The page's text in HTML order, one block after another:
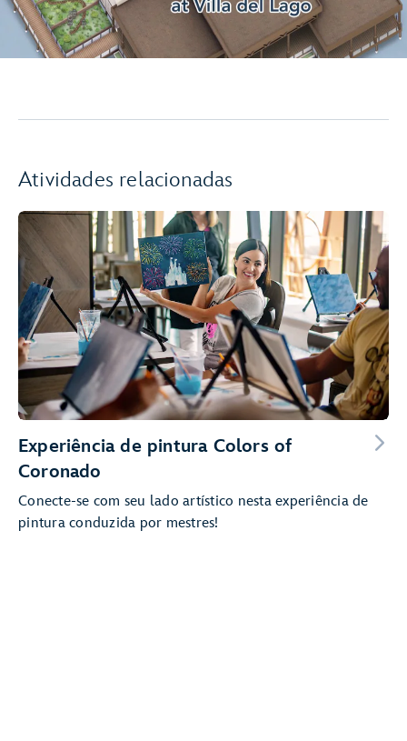
Atividades relacionadas
Experiência de pintura Colors of
Coronado
Conecte-se com seu lado artístico nesta experiência de
pintura conduzida por mestres!